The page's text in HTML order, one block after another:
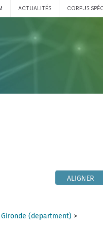
ACTUALITÉS CORPUS
ALIGNER
Gironde (department) >